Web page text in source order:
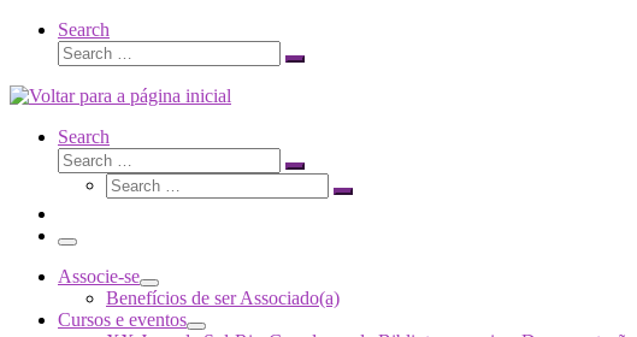
Search
Search
Search
Search
Search
Search
Search
Search
Menu
Associe-se
Benefícios de ser Associado(a)
Cursos e eventos